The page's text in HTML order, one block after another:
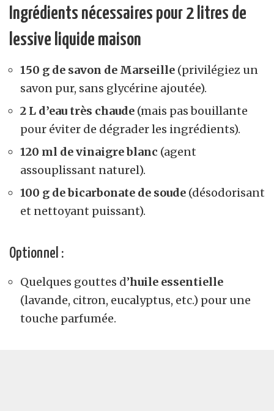
Ingrédients nécessaires pour 2 litres de
lessive liquide maison
150 g de savon de Marseille (privilégiez un
savon pur, sans glycérine ajoutée).
2 L d’eau très chaude (mais pas bouillante
pour éviter de dégrader les ingrédients).
120 ml de vinaigre blanc (agent
assouplissant naturel).
100 g de bicarbonate de soude (désodorisant
et nettoyant puissant).
Optionnel :
Quelques gouttes d’huile essentielle
(lavande, citron, eucalyptus, etc.) pour une
touche parfumée.